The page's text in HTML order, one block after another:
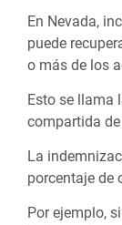
En Nevada,
puede
o más de los
Esto se llama
compartida
La
porcentaje de
Por ejemplo,